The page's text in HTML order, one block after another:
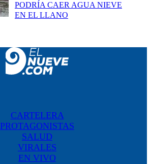
PODRÍA CAER AGUA NIEVE
EN EL LLANO
CARTELERA
PROTAGONISTAS
SALUD
VIRALES
EN VIVO